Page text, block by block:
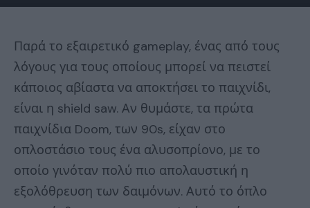
Παρά το εξαιρετικό gameplay, ένας από τους
λόγους για τους οποίους μπορεί να πειστεί
κάποιος αβίαστα να αποκτήσει το παιχνίδι,
είναι η shield saw. Αν θυμάστε, τα πρώτα
παιχνίδια Doom, των 90s, είχαν στο
οπλοστάσιο τους ένα αλυσοπρίονο, με το
οποίο γινόταν πολύ πιο απολαυστική η
εξολόθρευση των δαιμόνων. Αυτό το όπλο